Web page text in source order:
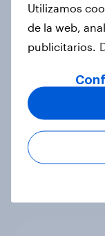
La
de marzo
Ferrero
Mover del
Utilizamos
de la web,
publicitarios.